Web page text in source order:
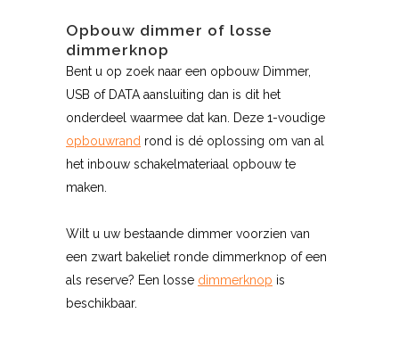
Opbouw dimmer of losse
dimmerknop
Bent u op zoek naar een opbouw Dimmer,
USB of DATA aansluiting dan is dit het
onderdeel waarmee dat kan. Deze 1-voudige
opbouwrand rond is dé oplossing om van al
het inbouw schakelmateriaal opbouw te
maken.
Wilt u uw bestaande dimmer voorzien van
een zwart bakeliet ronde dimmerknop of een
als reserve? Een losse dimmerknop is
beschikbaar.